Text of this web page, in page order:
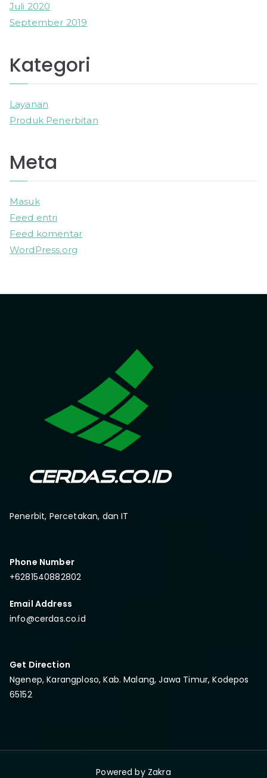
Juli 2020
September 2019
Kategori
Layanan
Produk Penerbitan
Meta
Masuk
Feed entri
Feed komentar
WordPress.org
Penerbit, Percetakan, dan IT
Phone Number
+6281540882802
Email Address
info@cerdas.co.id
Get Direction
Ngenep, Karangploso, Kab. Malang, Jawa Timur, Kodepos
65152
Powered by Zakra